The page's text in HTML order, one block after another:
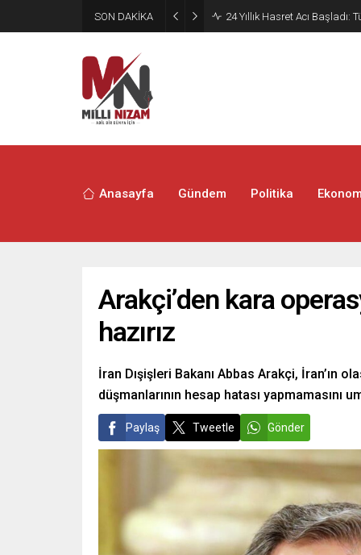
SON DAKİKA Yeniden Refah’tan TMO’nun
Anasayfa Gündem Politika
Arakçi’den kara
hazırız
İran Dışişleri Bakanı Abbas Arakçi, İran’ın
düşmanlarının hesap hatası yapmamasını
Paylaş Tweetle Gönder